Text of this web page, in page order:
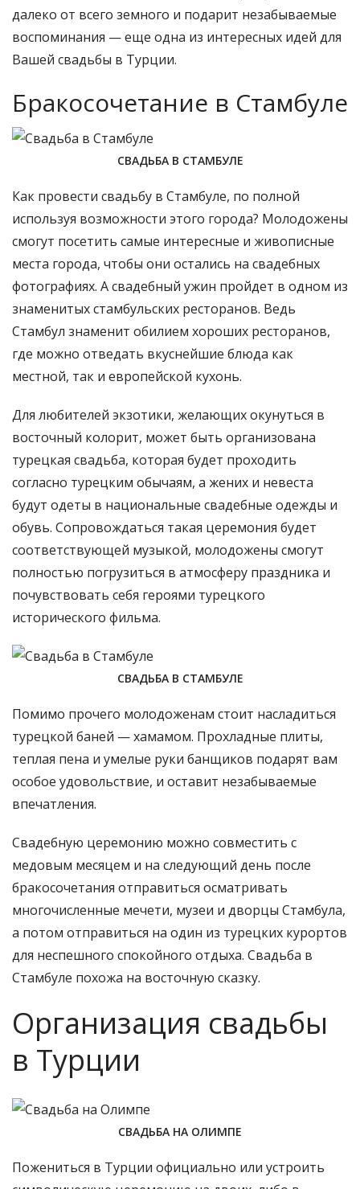
далеко от всего земного и подарит незабываемые
воспоминания — еще одна из интересных идей для
Вашей свадьбы в Турции.
Бракосочетание в Стамбуле
СВАДЬБА В СТАМБУЛЕ
Как провести свадьбу в Стамбуле, по полной
используя возможности этого города? Молодожены
смогут посетить самые интересные и живописные
места города, чтобы они остались на свадебных
фотографиях. А свадебный ужин пройдет в одном из
знаменитых стамбульских ресторанов. Ведь
Стамбул знаменит обилием хороших ресторанов,
где можно отведать вкуснейшие блюда как
местной, так и европейской кухонь.
Для любителей экзотики, желающих окунуться в
восточный колорит, может быть организована
турецкая свадьба, которая будет проходить
согласно турецким обычаям, а жених и невеста
будут одеты в национальные свадебные одежды и
обувь. Сопровождаться такая церемония будет
соответствующей музыкой, молодожены смогут
полностью погрузиться в атмосферу праздника и
почувствовать себя героями турецкого
исторического фильма.
СВАДЬБА В СТАМБУЛЕ
Помимо прочего молодоженам стоит насладиться
турецкой баней — хамамом. Прохладные плиты,
теплая пена и умелые руки банщиков подарят вам
особое удовольствие, и оставит незабываемые
впечатления.
Свадебную церемонию можно совместить с
медовым месяцем и на следующий день после
бракосочетания отправиться осматривать
многочисленные мечети, музеи и дворцы Стамбула,
а потом отправиться на один из турецких курортов
для неспешного спокойного отдыха. Свадьба в
Стамбуле похожа на восточную сказку.
Организация свадьбы
в Турции
СВАДЬБА НА ОЛИМПЕ
Пожениться в Турции официально или устроить